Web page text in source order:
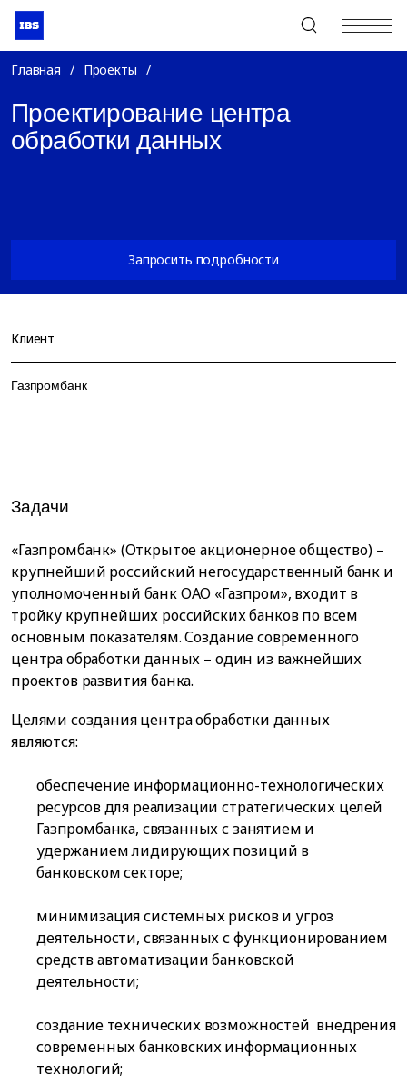
+7 (495) 967-80-80
Главная / Проекты /
Проектирование центра
обработки данных
Запросить подробности
Клиент
Газпромбанк
Задачи
«Газпромбанк» (Открытое акционерное общество) –
крупнейший российский негосударственный банк и
уполномоченный банк ОАО «Газпром», входит в
тройку крупнейших российских банков по всем
основным показателям. Создание современного
центра обработки данных – один из важнейших
проектов развития банка.
Целями создания центра обработки данных
являются:
обеспечение информационно-технологических
ресурсов для реализации стратегических целей
Газпромбанка, связанных с занятием и
удержанием лидирующих позиций в
банковском секторе;
минимизация системных рисков и угроз
деятельности, связанных с функционированием
средств автоматизации банковской
деятельности;
создание технических возможностей внедрения
современных банковских информационных
технологий;